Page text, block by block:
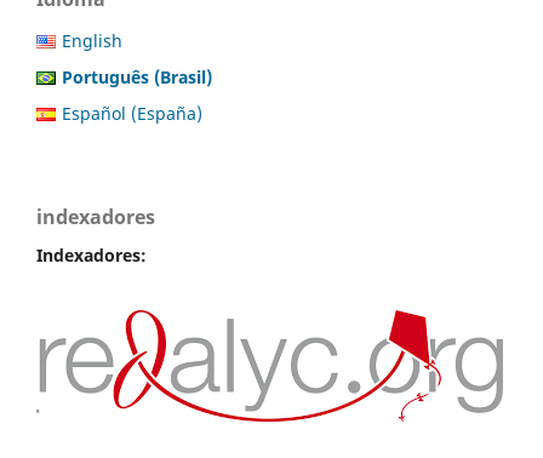
English
Português (Brasil)
Español (España)
indexadores
Indexadores: